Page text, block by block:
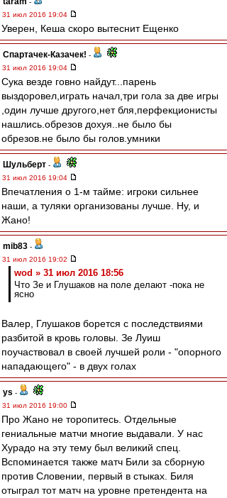
-
31 июл 2016 19:04
Уверен, Кеша скоро вытеснит Ещенко
Спартачек-Казачек! -
31 июл 2016 19:04
Сука везде говно найдут...парень
выздоровел,играть начал,три гола за две игры
,один лучше другого,нет бля,перфекционисты
нашлись.обрезов дохуя..не было бы
обрезов.не было бы голов.умники
Шульберт -
31 июл 2016 19:04
Впечатления о 1-м тайме: игроки сильнее
наши, а туляки организованы лучше. Ну, и
Жано!
mib83 -
31 июл 2016 19:02
wod » 31 июл 2016 18:56
Что Зе и Глушаков на поле делают -пока не
ясно
Валер, Глушаков борется с последствиями
разбитой в кровь головы. Зе Луиш
поучаствовал в своей лучшей роли - "опорного
нападающего" - в двух голах
ys -
31 июл 2016 19:00
Про Жано не торопитесь. Отдельные
гениальные матчи многие выдавали. У нас
Хурадо на эту тему был великий спец.
Вспоминается также матч Били за сборную
против Словении, первый в стыках. Биля
отыграл тот матч на уровне претендента на